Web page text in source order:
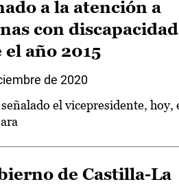
a la atención a
con discapacidad
el año 2015
de 2020
el vicepresidente, hoy,
de Castilla-La